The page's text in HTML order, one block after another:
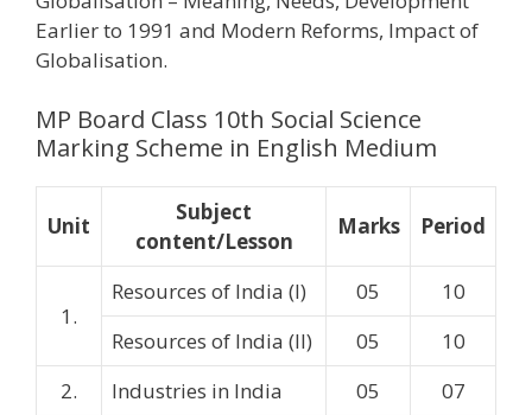
Earlier to 1991 and Modern Reforms, Impact of
Globalisation.
MP Board Class 10th Social Science
Marking Scheme in English Medium
Unit
Subject
content/Lesson
Marks Period
1.
Resources of India (I) 05
10
Resources of India (II)
05
10
2.
Industries in India 05 07